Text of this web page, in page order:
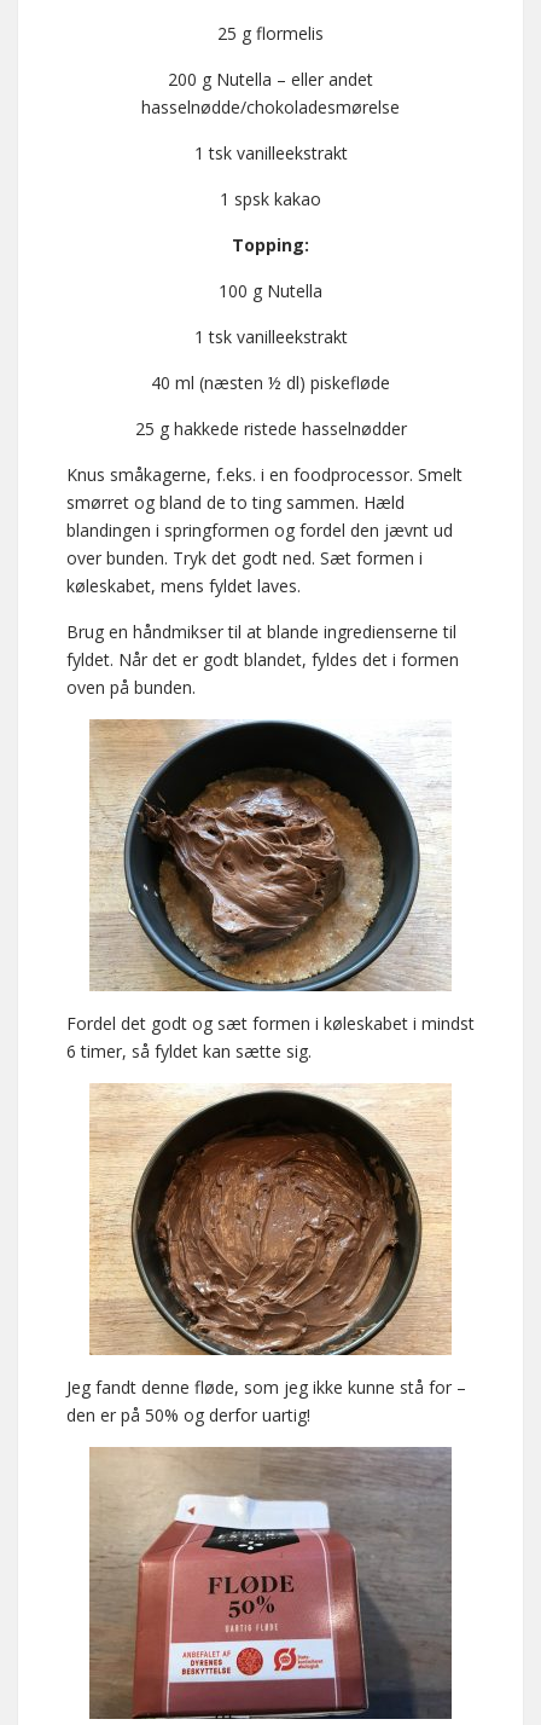
25 g flormelis
200 g Nutella – eller andet
hasselnødde/chokoladesmørelse
1 tsk vanilleekstrakt
1 spsk kakao
Topping:
100 g Nutella
1 tsk vanilleekstrakt
40 ml (næsten ½ dl) piskefløde
25 g hakkede ristede hasselnødder
Knus småkagerne, f.eks. i en foodprocessor. Smelt
smørret og bland de to ting sammen. Hæld
blandingen i springformen og fordel den jævnt ud
over bunden. Tryk det godt ned. Sæt formen i
køleskabet, mens fyldet laves.
Brug en håndmikser til at blande ingredienserne til
fyldet. Når det er godt blandet, fyldes det i formen
oven på bunden.
Fordel det godt og sæt formen i køleskabet i mindst
6 timer, så fyldet kan sætte sig.
Jeg fandt denne fløde, som jeg ikke kunne stå for –
den er på 50% og derfor uartig!